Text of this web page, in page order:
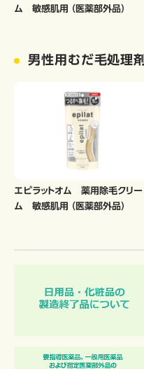
ム 敏感肌用 （医薬部外品）
男性用むだ毛処理剤
エピラットオム 薬用除毛クリー
ム 敏感肌用 （医薬部外品）